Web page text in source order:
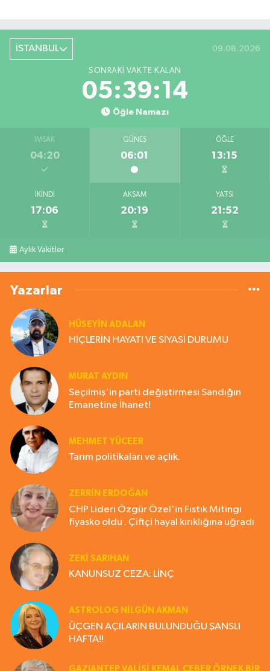
İSTANBUL 09.08.2026
SONRAKI VAKTE KALAN
05:39:13
Öğle Namazı
İMSAK
04:20
GÜNEŞ
06:01
ÖĞLE
13:15
İKINDI
17:06
AKŞAM
20:19
YATSI
21:52
Aylık Vakitler
Yazarlar
HÜSEYIN ADALAN
HİÇLERİN HAYATI VE SİYASİ DURUMU
MURAT AYDIN
Seçilmiş'in parti değiştirmesi Sandığın
Emanetine İhanet!
MEHMET YÜCEER
Tarım politikaları ve açlık.
ZERRIN ERDOĞAN
CHP Lideri Özgür Özel'in Fıstık Mitingi
fiyasko oldu . Çiftçi hayal kırıklığına uğradı
ZEKI SARIHAN
KANUNSUZ CEZA: LİNÇ
ASTROLOG NILGÜN AKMAN
ÜÇGEN AÇILARIN BULUNDUĞU ŞANSLI
HAFTA!!
GAZIANTEP VALISI KEMAL ÇEBER ÖRNEK BİR